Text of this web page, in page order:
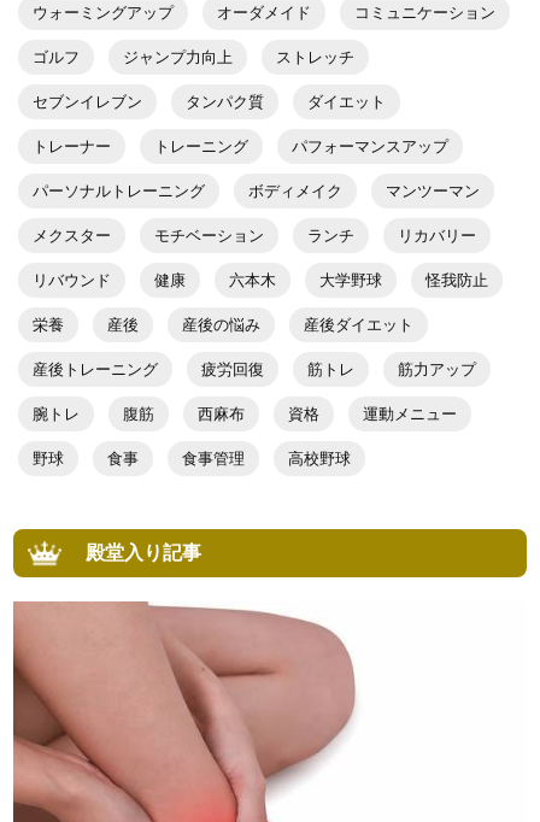
ウォーミングアップ オーダメイド コミュニケーション
ゴルフ ジャンプ力向上 ストレッチ
セブンイレブン タンパク質 ダイエット
トレーナー トレーニング パフォーマンスアップ
パーソナルトレーニング ボディメイク マンツーマン
メクスター モチベーション ランチ リカバリー
リバウンド 健康 六本木 大学野球 怪我防止
栄養 産後 産後の悩み 産後ダイエット
産後トレーニング 疲労回復 筋トレ 筋力アップ
腕トレ 腹筋 西麻布 資格 運動メニュー
野球 食事 食事管理 高校野球
殿堂入り記事